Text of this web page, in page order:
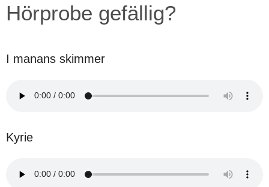
Hörprobe gefällig?
I manans skimmer
Kyrie